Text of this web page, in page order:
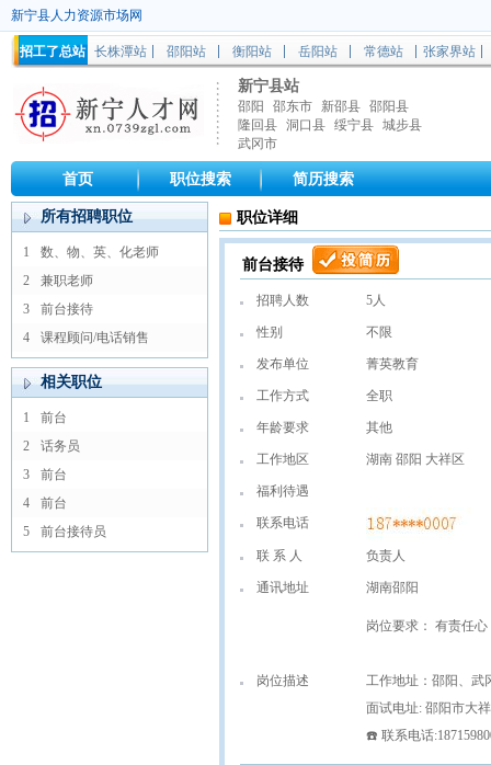
新宁县人力资源市场网
招工了总站 长株潭站 邵阳站 衡阳站 岳阳站 常德站 张家界站
新宁县站
邵阳 邵东市 新邵县 邵阳县
隆回县 洞口县 绥宁县 城步县
武冈市
首页 职位搜索 简历搜索
所有招聘职位
1
数、物、英、化老师
2
兼职老师
3
前台接待
4
课程顾问/电话销售
相关职位
1
前台
2
话务员
3
前台
4
前台
5
前台接待员
职位详细
前台接待
招聘人数 5人
性别 不限
发布单位 菁英教育
工作方式 全职
年龄要求 其他
工作地区 湖南 邵阳 大祥区
福利待遇
联系电话
联 系 人 负责人
通讯地址 湖南邵阳
岗位描述
岗位要求： 有责任
工作地址：邵阳、武
面试电址: 邵阳市大
☎️ 联系电话